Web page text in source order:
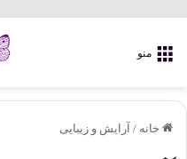
منو
خانه / آرایش و زیبایی